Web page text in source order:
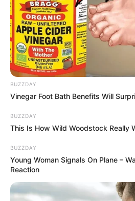
LIRE AUSSI
BUZZDAY
Vinegar Foot Bath Benefits Will
BUZZDAY
This Is How Wild Woodstock Really
BUZZDAY
Young Woman Signals On Plane –
Reaction